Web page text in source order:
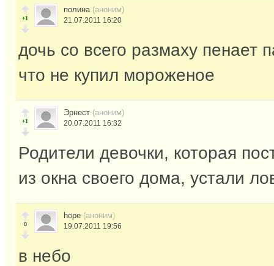
+1
полина (аноним)
21.07.2011 16:20
дочь со всего размаху пенает
что не купил мороженое
+1
Эрнест (аноним)
20.07.2011 16:32
Родители девочки, которая
из окна своего дома, устали
0
hope (аноним)
19.07.2011 19:56
в небо